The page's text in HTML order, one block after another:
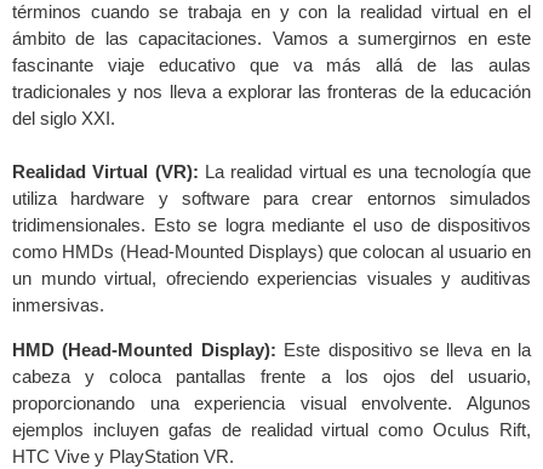
términos cuando se trabaja en y con la realidad virtual en el
ámbito de las capacitaciones. Vamos a sumergirnos en este
fascinante viaje educativo que va más allá de las aulas
tradicionales y nos lleva a explorar las fronteras de la educación
del siglo XXI.
Realidad Virtual (VR): La realidad virtual es una tecnología que
utiliza hardware y software para crear entornos simulados
tridimensionales. Esto se logra mediante el uso de dispositivos
como HMDs (Head-Mounted Displays) que colocan al usuario en
un mundo virtual, ofreciendo experiencias visuales y auditivas
inmersivas.
HMD (Head-Mounted Display): Este dispositivo se lleva en la
cabeza y coloca pantallas frente a los ojos del usuario,
proporcionando una experiencia visual envolvente. Algunos
ejemplos incluyen gafas de realidad virtual como Oculus Rift,
HTC Vive y PlayStation VR.